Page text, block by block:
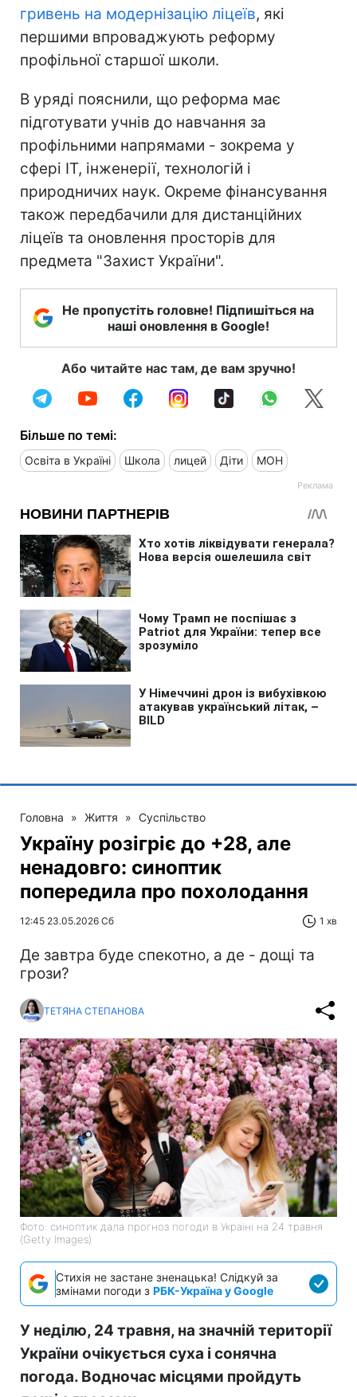
гривень на модернізацію ліцеїв, які
першими впроваджують реформу
профільної старшої школи.
В уряді пояснили, що реформа має
підготувати учнів до навчання за
профільними напрямами - зокрема у
сфері ІТ, інженерії, технологій і
природничих наук. Окреме фінансування
також передбачили для дистанційних
ліцеїв та оновлення просторів для
предмета "Захист України".
Не пропустіть головне! Підпишіться на
наші оновлення в Google!
Або читайте нас там, де вам зручно!
Більше по темі:
Освіта в Україні Школа лицей Діти МОН
Головна » Життя » Суспільство
Україну розігріє до +28, але
ненадовго: синоптик
попередила про похолодання
12:45 23.05.2026 Сб 1 хв
Де завтра буде спекотно, а де - дощі та
грози?
ТЕТЯНА СТЕПАНОВА
Фото: синоптик дала прогноз погоди в Україні на 24 травня
(Getty Images)
Стихія не застане зненацька! Слідкуй за
змінами погоди з РБК-Україна у Google
У неділю, 24 травня, на значній території
України очікується суха і сонячна
погода. Водночас місцями пройдуть